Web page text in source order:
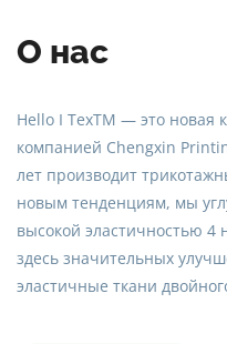
О нас
Hello I TexTM — это новая
компанией Chengxin
лет производит
новым тенденциям, мы
высокой эластичностью 4
здесь значительных
эластичные ткани